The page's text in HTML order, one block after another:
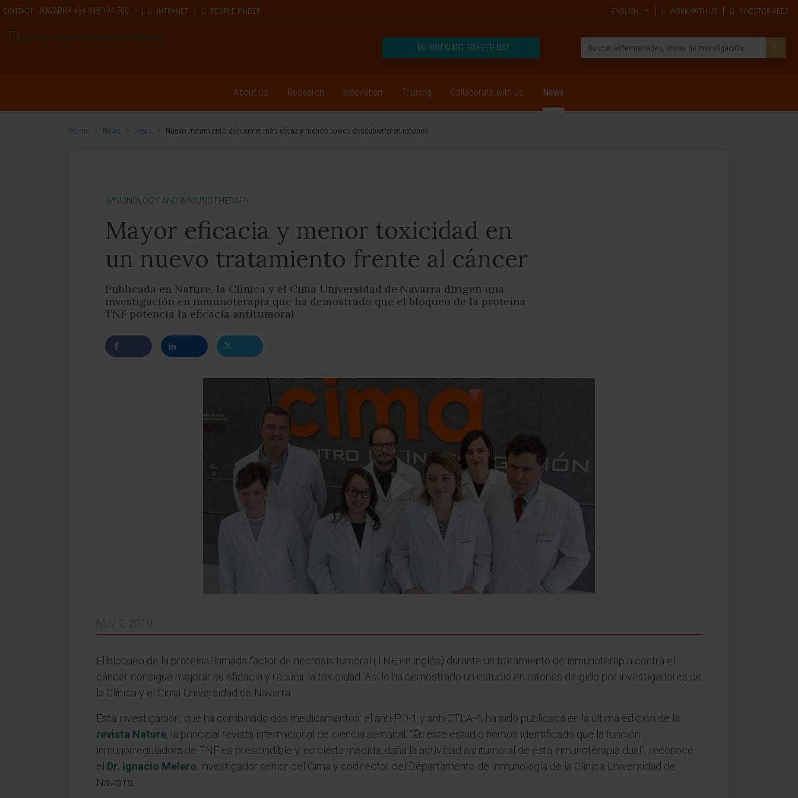
CONTACT NAVARRA +34 948 194 700 INTRANET PEOPLE FINDER ENGLISH WORK WITH US INVESTOR AREA
DO YOU WANT TO HELP US?
About us Research Innovation Training Collaborate with us News
Home > News > News > Nuevo tratamiento del cáncer más eficaz y menos tóxico descubierto en ratones
IMMUNOLOGY AND IMMUNOTHERAPY
Mayor eficacia y menor toxicidad en
un nuevo tratamiento frente al cáncer
Publicada en Nature, la Clínica y el Cima Universidad de Navarra dirigen una
investigación en inmunoterapia que ha demostrado que el bloqueo de la proteína
TNF potencia la eficacia antitumoral
May 2, 2019
El bloqueo de la proteína llamada factor de necrosis tumoral (TNF, en inglés) durante un tratamiento de inmunoterapia contra el
cáncer consigue mejorar su eficacia y reducir la toxicidad. Así lo ha demostrado un estudio en ratones dirigido por investigadores de
la Clínica y el Cima Universidad de Navarra.
Esta investigación, que ha combinado dos medicamentos: el anti-PD-1 y anti-CTLA-4, ha sido publicada en la última edición de la
revista Nature, la principal revista internacional de ciencia semanal. “En este estudio hemos identificado que la función
inmunorreguladora de TNF es prescindible y, en cierta medida, daña la actividad antitumoral de esta inmunoterapia dual”, reconoce
el Dr. Ignacio Melero, investigador senior del Cima y codirector del Departamento de Inmunología de la Clínica Universidad de
Navarra.